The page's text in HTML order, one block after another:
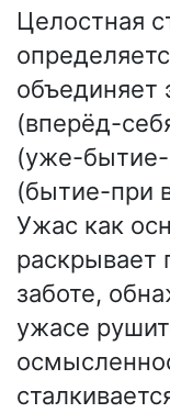
Целостная
объединяет
(вперёд-
(уже-
(бытие-при
Ужас как
раскрывает
заботе,
ужасе